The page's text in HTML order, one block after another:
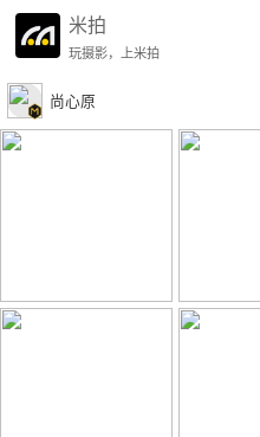
米拍
玩摄影，上米拍
尚心原